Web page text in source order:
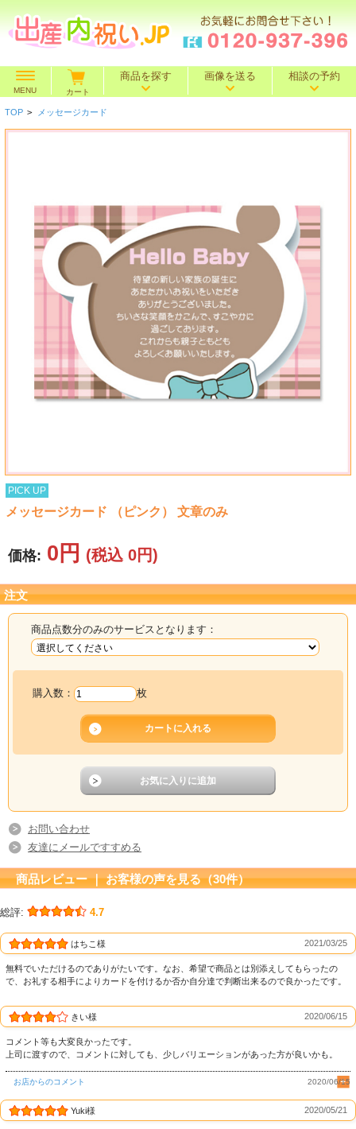
MENU カート
商品を探す
価格で探す
～5,000円 ～10,000円 10,001円～
名入れギフト
カタログギフト
タオル
食品
画像を送る 相談の予約
TOP > メッセージカード
PICK UP
メッセージカード （ピンク） 文章のみ
価格: 0円 (税込 0円)
注文
商品点数分のみのサービスとなります：
購入数： 枚
お問い合わせ
友達にメールですすめる
商品レビュー ｜ お客様の声を見る（30件）
総評: 4.7
はちこ様 2021/03/25
無料でいただけるのでありがたいです。なお、希望で商品とは別添えしてもらったの
で、お礼する相手によりカードを付けるか否か自分達で判断出来るので良かったです。
きい様 2020/06/15
コメント等も大変良かったです。
上司に渡すので、コメントに対しても、少しバリエーションがあった方が良いかも。
お店からのコメント 2020/06/15
Yuki様 2020/05/21